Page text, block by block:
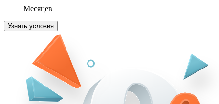
Месяцев
Узнать условия